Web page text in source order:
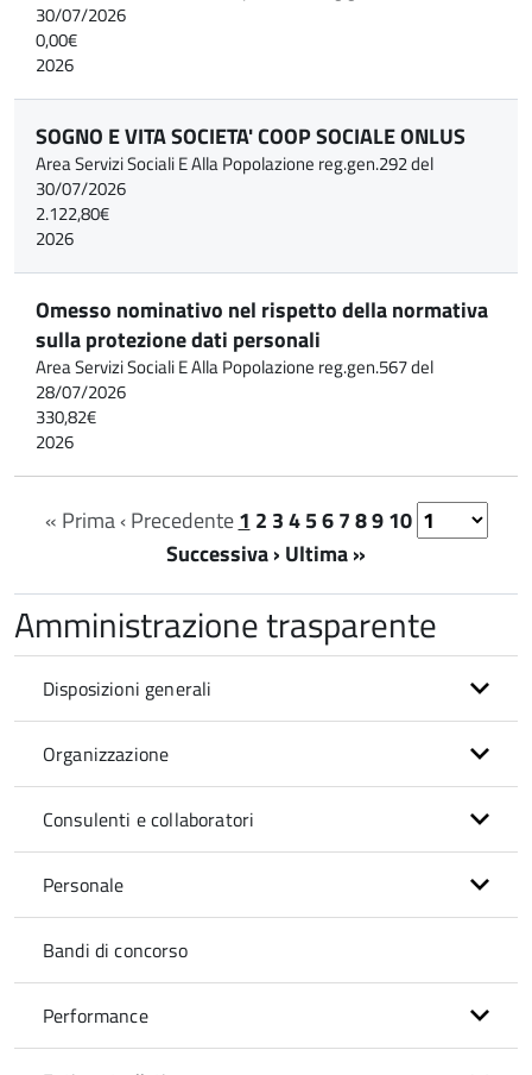
30/07/2026
0,00€
2026
SOGNO E VITA SOCIETA' COOP SOCIALE ONLUS
Area Servizi Sociali E Alla Popolazione reg.gen.292 del
30/07/2026
2.122,80€
2026
Omesso nominativo nel rispetto della normativa
sulla protezione dati personali
Area Servizi Sociali E Alla Popolazione reg.gen.567 del
28/07/2026
330,82€
2026
« Prima‹ Precedente 1 2 34 56 789 10
Successiva › Ultima »
Amministrazione trasparente
Disposizioni generali
Organizzazione
Consulenti e collaboratori
Personale
Bandi di concorso
Performance